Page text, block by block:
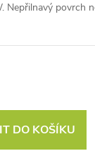
Nepřilnavý povrch
DO KOŠÍKU